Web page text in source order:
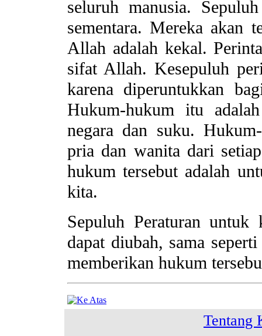
seluruh manusia.
sementara. Mereka akan
Allah adalah kekal.
sifat Allah. Kesepuluh
karena diperuntukkan
Hukum-hukum itu
negara dan suku.
pria dan wanita dari
hukum tersebut adalah
kita.
Sepuluh Peraturan untuk
dapat diubah, sama
memberikan hukum
Tentang